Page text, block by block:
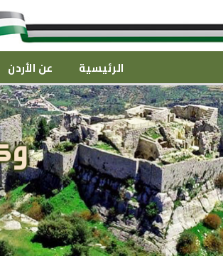
الرئيسية عن الأردن